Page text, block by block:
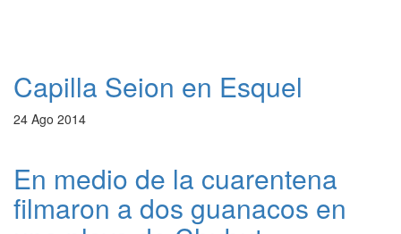
Capilla Seion en Esquel
24 Ago 2014
En medio de la cuarentena
filmaron a dos guanacos en